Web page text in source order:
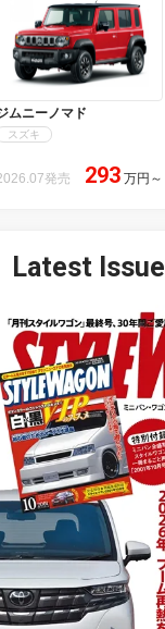
ムニーノマド
スズキ
発売 293 万円 ～
Latest Issue